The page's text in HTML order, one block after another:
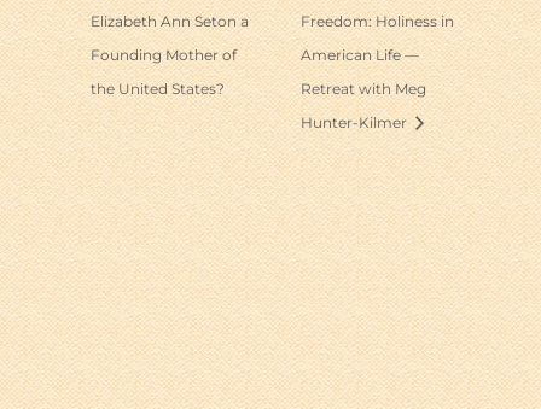
Elizabeth Ann Seton a
Founding Mother of
the United States?
Freedom: Holiness in
American Life —
Retreat with Meg
Hunter-Kilmer